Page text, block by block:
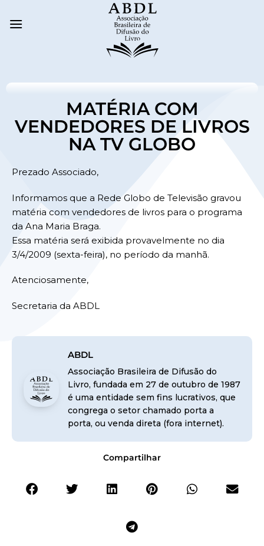
MATÉRIA COM
VENDEDORES DE LIVROS
NA TV GLOBO
Prezado Associado,
Informamos que a Rede Globo de Televisão gravou
matéria com vendedores de livros para o programa
da Ana Maria Braga.
Essa matéria será exibida provavelmente no dia
3/4/2009 (sexta-feira), no período da manhã.
Atenciosamente,
Secretaria da ABDL
ABDL
Associação Brasileira de Difusão do
Livro, fundada em 27 de outubro de 1987
é uma entidade sem fins lucrativos, que
congrega o setor chamado porta a
porta, ou venda direta (fora internet).
Compartilhar